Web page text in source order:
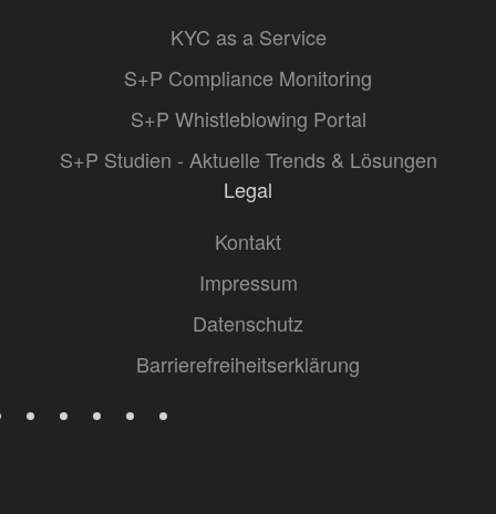
KYC as a Service
S+P Compliance Monitoring
S+P Whistleblowing Portal
S+P Studien - Aktuelle Trends & Lösungen
Legal
Kontakt
Impressum
Datenschutz
Barrierefreiheitserklärung